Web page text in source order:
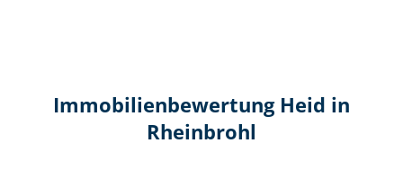
Immobilien­bewertung Heid in
Rheinbrohl